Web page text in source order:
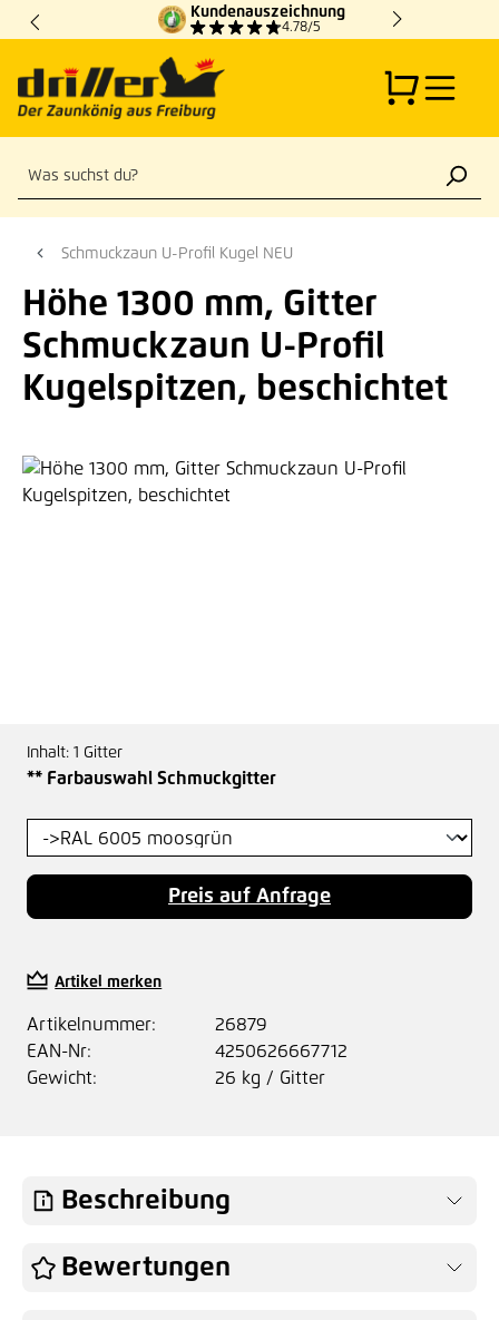
Zum Hauptinhalt springen
Kundenauszeichnung
4.78/5
Schmuckzaun U-Profil Kugel NEU
Höhe 1300 mm, Gitter
Schmuckzaun U-Profil
Kugelspitzen, beschichtet
Bildergalerie überspringen
Inhalt: 1 Gitter
** Farbauswahl Schmuckgitterauswählen
Preis auf Anfrage
Artikel merken
Artikelnummer:
26879
EAN-Nr:
4250626667712
Gewicht:
26 kg / Gitter
Beschreibung
Bewertungen